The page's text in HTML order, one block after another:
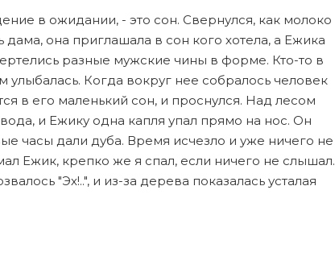
в ожидании, - это сон. Свернулся, как молоко
дама, она приглашала в сон кого хотела, а Ежика
разные мужские чины в форме. Кто-то в
улыбалась. Когда вокруг нее собралось человек
в его маленький сон, и проснулся. Над лесом
и Ежику одна капля упал прямо на нос. Он
часы дали дуба. Время исчезло и уже ничего не
Ежик, крепко же я спал, если ничего не слышал.
"Эх!..", и из-за дерева показалась усталая